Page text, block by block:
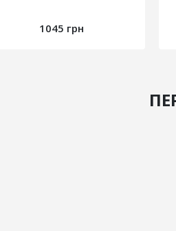
1045 грн